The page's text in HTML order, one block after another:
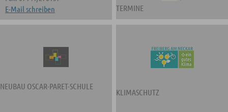
E-Mail schreiben
TERMINE
NEUBAU OSCAR-PARET-SCHULE
KLIMASCHUTZ